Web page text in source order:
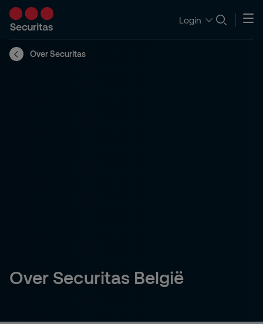
Login
Over Securitas
Over Securitas België